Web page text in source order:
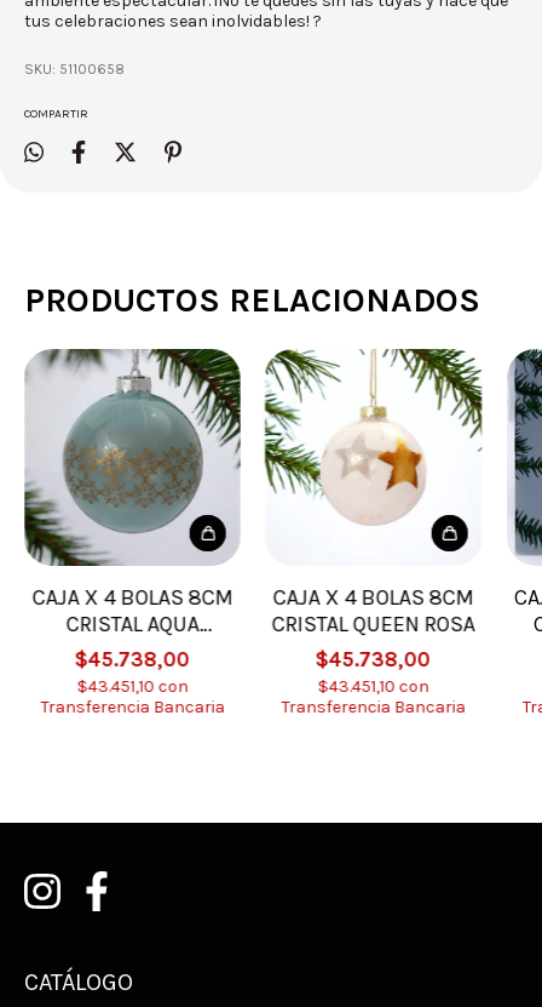
tus celebraciones sean inolvidables! ?
SKU: 51100658
COMPARTIR
PRODUCTOS RELACIONADOS
CAJA X 4 BOLAS 8CM
CRISTAL AQUA
DESTELLOS
$45.738,00
$43.451,10 con
Transferencia Bancaria
CAJA X 4 BOLAS 8CM
CRISTAL QUEEN ROSA
$45.738,00
$43.451,10 con
Transferencia Bancaria
CATÁLOGO